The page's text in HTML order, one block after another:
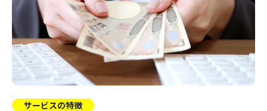
サービスの特徴